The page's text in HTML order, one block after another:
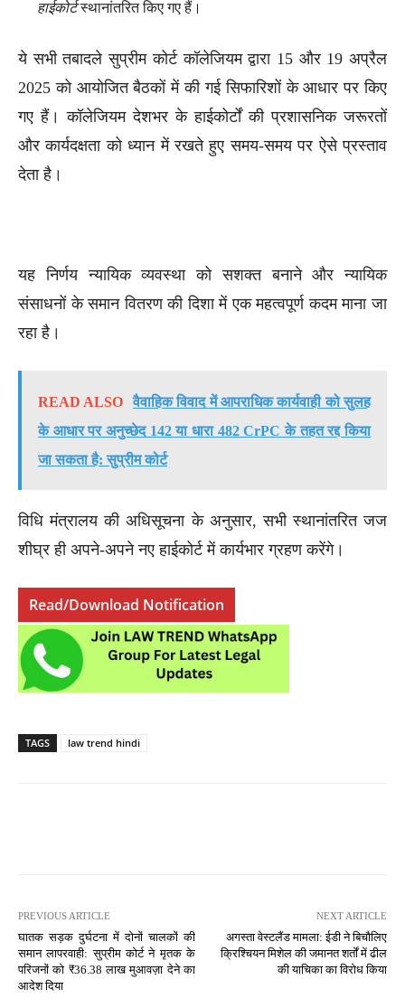
हाईकोर्टस्थानांतरित किए गए हैं।
ये सभी तबादले सुप्रीम कोर्ट कॉलेजियम द्वारा 15 और 19 अप्रैल
2025 को आयोजित बैठकों में की गई सिफारिशों के आधार पर किए
गए हैं। कॉलेजियम देशभर के हाईकोर्टों की प्रशासनिक जरूरतों
और कार्यदक्षता को ध्यान में रखते हुए समय-समय पर ऐसे प्रस्ताव
देता है।
यह निर्णय न्यायिक व्यवस्था को सशक्त बनाने और न्यायिक
संसाधनों के समान वितरण की दिशा में एक महत्वपूर्ण कदम माना जा
रहा है।
READ ALSO
वैवाहिक विवाद में आपराधिक कार्यवाही को सुलह
के आधार पर अनुच्छेद 142 या धारा 482 CrPC के तहत रद्द किया
जा सकता है: सुप्रीम कोर्ट
विधि मंत्रालय की अधिसूचना के अनुसार, सभी स्थानांतरित जज
शीघ्र ही अपने-अपने नए हाईकोर्ट में कार्यभार ग्रहण करेंगे।
Read/Download Notification
TAGS law trend hindi
PREVIOUS ARTICLE
घातक सड़क दुर्घटना में दोनों चालकों की
समान लापरवाही: सुप्रीम कोर्ट ने मृतक के
परिजनों को ₹36.38 लाख मुआवज़ा देने का
आदेश दिया
NEXT ARTICLE
अगस्ता वेस्टलैंड मामला: ईडी ने बिचौलिए
क्रिश्चियन मिशेल की जमानत शर्तों में ढील
की याचिका का विरोध किया